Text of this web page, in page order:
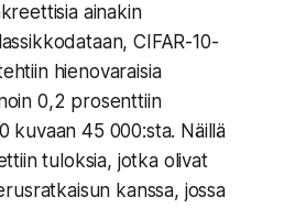
ainakin
CIFAR-10-
hienovaraisia
0,2 prosenttiin
kuvaan 45 000:sta. Näillä
tuloksia, jotka olivat
kanssa, jossa